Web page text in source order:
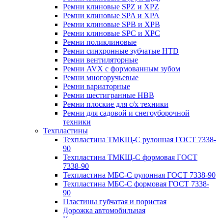
Ремни клиновые SPZ и XPZ
Ремни клиновые SPA и XPA
Ремни клиновые SPB и XPB
Ремни клиновые SPC и XPC
Ремни поликлиновые
Ремни синхронные зубчатые HTD
Ремни вентиляторные
Ремни AVX с формованным зубом
Ремни многоручьевые
Ремни вариаторные
Ремни шестигранные HBB
Ремни плоские для с/х техники
Ремни для садовой и снегоуборочной
техники
Техпластины
Техпластина ТМКЩ-С рулонная ГОСТ 7338-
90
Техпластина ТМКЩ-С формовая ГОСТ
7338-90
Техпластина МБС-С рулонная ГОСТ 7338-90
Техпластина МБС-С формовая ГОСТ 7338-
90
Пластины губчатая и пористая
Дорожка автомобильная